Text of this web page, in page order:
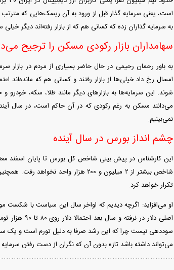
است، یعنی سرمایه گذار قبل از ورود به آن ریسک‌هایی که
به سرمایه گذاران زده که کسانی هم که از بازار رفته‌اند دیگر
سهامداران بازار رکودی مسکن را ترجیح
امسال رخ داد خیلی‌ها از بازار رفتند و کسانی هم که مانده‌اند
شوند. این سرمایه‌ها به بازار‌های دیگر مانند طلا، سکه،
می‌دانند مسکن به رغم رکودی که در آن حاکم است، در سال
نمی‌بینیم.
چشم انداز بورس در سال آینده
شاخص بیشتر از ۲ میلیون و ۲۰۰ هزار
تکرار خواهد کرد.
او می‌افزاید: اگرچه دیدیم که اواخر سال این سیاست با شکست
اصلی دلار
سوددهی نیست چرا که این رشد صرفا به دلیل تورم است و یک
می‌تواند داشته باشد تازه بدون آن که نگران از دست رفتن